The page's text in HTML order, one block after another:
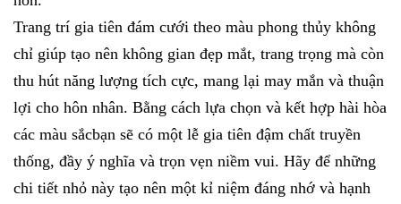
Trang trí gia tiên đám cưới theo màu phong thủy không
chỉ giúp tạo nên không gian đẹp mắt, trang trọng mà còn
thu hút năng lượng tích cực, mang lại may mắn và thuận
lợi cho hôn nhân. Bằng cách lựa chọn và kết hợp hài hòa
các màu sắcbạn sẽ có một lễ gia tiên đậm chất truyền
thống, đầy ý nghĩa và trọn vẹn niềm vui. Hãy để những
chi tiết nhỏ này tạo nên một kỉ niệm đáng nhớ và hạnh